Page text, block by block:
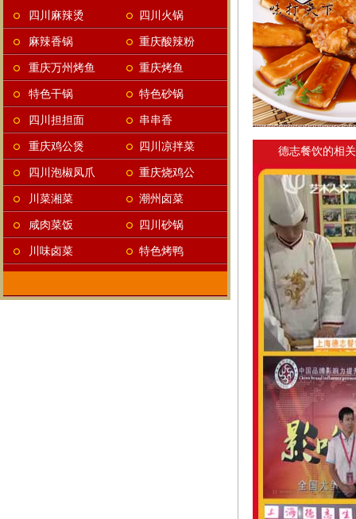
四川麻辣烫 四川火锅
麻辣香锅 重庆酸辣粉
重庆万州烤鱼 重庆烤鱼
特色干锅 特色砂锅
四川担担面 串串香
重庆鸡公煲 四川凉拌菜
四川泡椒凤爪 重庆烧鸡公
川菜湘菜 潮州卤菜
咸肉菜饭 四川砂锅
川味卤菜 特色烤鸭
德志餐饮的相